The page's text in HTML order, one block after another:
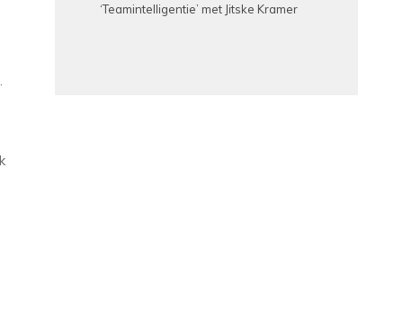
‘Teamintelligentie’ met Jitske Kramer